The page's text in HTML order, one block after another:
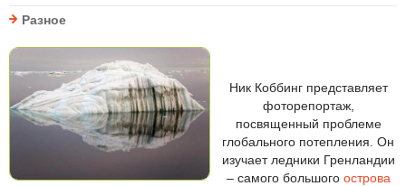
Разное
Ник Коббинг представляет
фоторепортаж,
посвященный проблеме
глобального потепления. Он
изучает ледники Гренландии
– самого большого острова